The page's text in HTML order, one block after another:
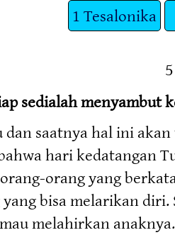
1 Tesalonika
5
sedialah menyambut
saatnya hal ini
hari kedatangan
orang yang
bisa melarikan
melahirkan anaknya.